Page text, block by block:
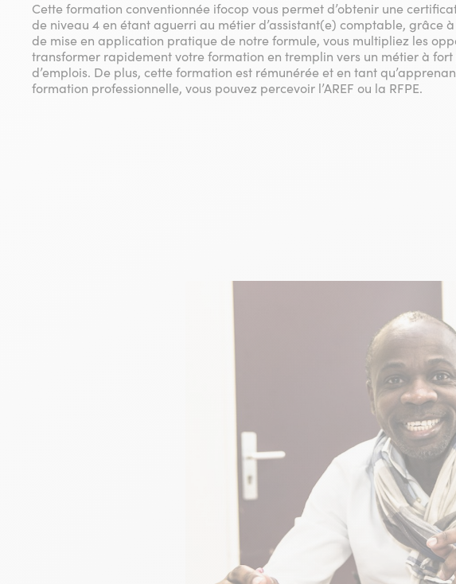
Cette formation conventionnée ifocop vous permet d’obtenir une
de niveau 4 en étant aguerri au métier d’assistant(e) comptable, grâce
de mise en application pratique de notre formule, vous multipliez les
transformer rapidement votre formation en tremplin vers un métier à
d’emplois. De plus, cette formation est rémunérée et en tant
formation professionnelle, vous pouvez percevoir l’AREF ou la RFPE.